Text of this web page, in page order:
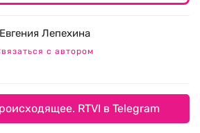
Евгения Лепехина
с автором
RTVI в Telegram